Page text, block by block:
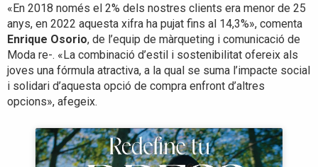
«En 2018 només el 2% dels nostres clients era menor de 25
anys, en 2022 aquesta xifra ha pujat fins al 14,3%», comenta
Enrique Osorio, de l’equip de màrqueting i comunicació de
Moda re-. «La combinació d’estil i sostenibilitat ofereix als
joves una fórmula atractiva, a la qual se suma l’impacte social
i solidari d’aquesta opció de compra enfront d’altres
opcions», afegeix.